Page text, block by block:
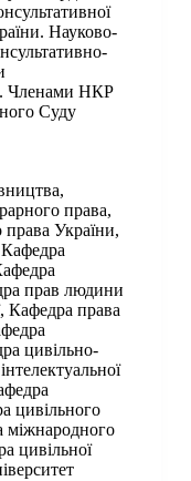
Науково-
Членами НКР
Суду
,
права,
України,
Кафедра
прав людини
, Кафедра права
цивільно-
цивільного
міжнародного
цивільної